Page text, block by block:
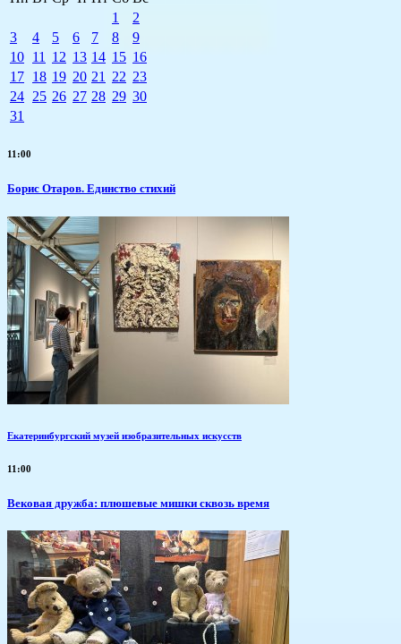
1
2
3
4 5 6 7 8
9
10 11 12 13 14 15 16
17 18 19 20 21 22 23
24 25 26 27 28 29 30
31
11:00
Борис Отаров. Единство стихий
Екатеринбургский музей изобразительных искусств
11:00
Вековая дружба: плюшевые мишки сквозь время